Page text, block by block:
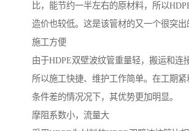
比，能节约一半左右的原材料，所以
造价也较低。这是该管材的又一个很突出
施工方便
由于HDPE双壁波纹管重量轻，搬运和连
所以施工快捷、维护工作简单。在工期紧
条件差的情况况下，其优势更加明显。
摩阻系数小，流量大